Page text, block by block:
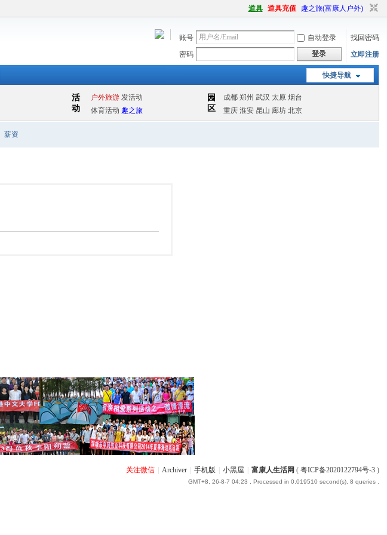
道具 道具充值 趣之旅(富康人户外)
账号 自动登录
找回密码
密码
登录 立即注册
快捷导航
薪资
关注微信 Archiver 手机版 小黑屋 富康人生活网 ( 粤ICP备2020122794号-3)
GMT+8, 26-8-7 04:23 , Processed in 0.019510 second(s), 8 queries .